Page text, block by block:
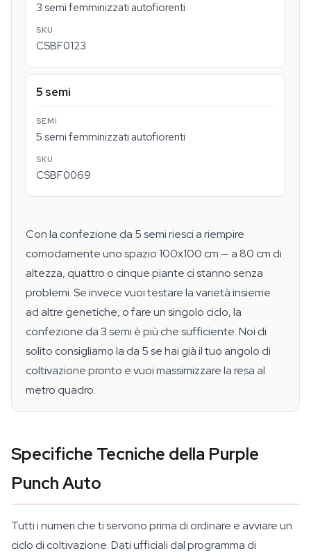
3 semi femminizzati autofiorenti
CSBF0123
5 semi
5 semi femminizzati autofiorenti
CSBF0069
Con la confezione da 5 semi riesci a riempire
comodamente uno spazio 100x100 cm — a 80 cm di
altezza, quattro o cinque piante ci stanno senza
problemi. Se invece vuoi testare la varietà insieme
ad altre genetiche, o fare un singolo ciclo, la
confezione da 3 semi è più che sufficiente. Noi di
solito consigliamo la da 5 se hai già il tuo angolo di
coltivazione pronto e vuoi massimizzare la resa al
metro quadro.
Specifiche Tecniche della Purple
Punch Auto
Tutti i numeri che ti servono prima di ordinare e avviare un
ciclo di coltivazione. Dati ufficiali dal programma di